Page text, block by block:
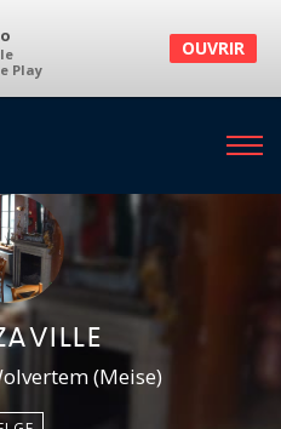
Play
OUVRIR
(Meise)